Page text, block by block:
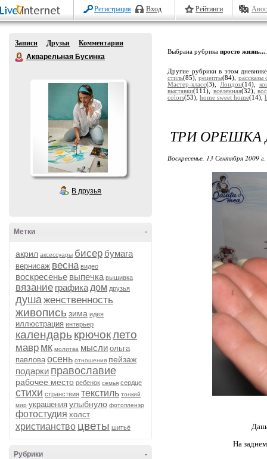
Регистрация Вход Рейтинги
Записи Друзья
Комментарии
Акварельная Бусинка
В друзья
-
Метки
акрил аксессуары бисер бумага
вернисаж весна видео
воскресенье выпечка вышивка
вязание графика дом друзья
душаженственность
живопись зима идея
иллюстрация интерьер
календарь крючоклето
мавр мк молитва мысли ольга
павлова осень отношения пейзаж
подарки православие
рабочее место ребенок семья сердце
стихи странствия текстиль тонкий
мир украшения улыбнуло фотопленэр
фотостудия холст
христианство цветы шитьё
-
Рубрики
Выбрана рубрика просто жизнь...
Другие рубрики в этом
стиль(85),рецепты(84), рассказы
Мастер-класс(3), Лондон(14),
выставки(111), вселенная(32),
colors(53), home sweet home(14),
ТРИ
Воскресенье, 13 Сентября 2009
На